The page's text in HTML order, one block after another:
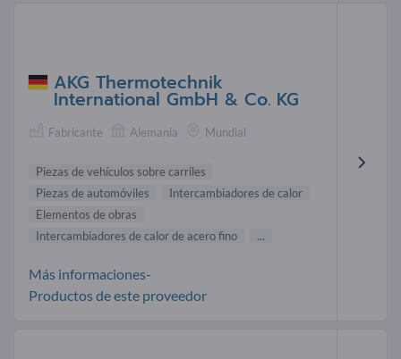
AKG Thermotechnik
International GmbH & Co. KG
Fabricante Alemania Mundial
Piezas de vehículos sobre carriles
Piezas de automóviles
Intercambiadores de calor
Elementos de obras
Intercambiadores de calor de acero fino
...
Más informaciones-
Productos de este proveedor